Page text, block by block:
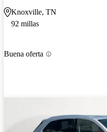
Knoxville, TN
92 millas
Buena oferta